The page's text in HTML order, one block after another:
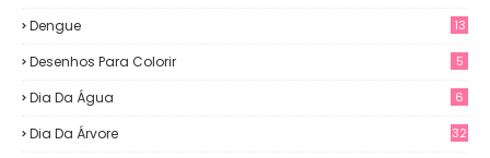
Dengue 13
Desenhos Para Colorir 5
Dia Da Água 6
Dia Da Árvore 32